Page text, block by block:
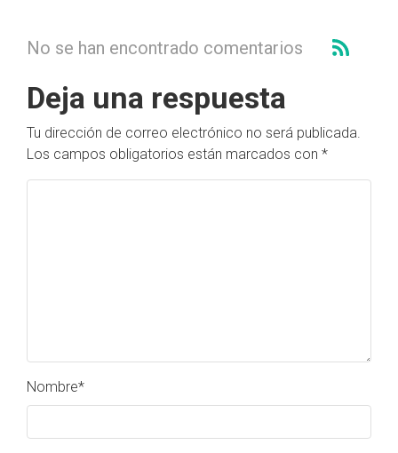
No se han encontrado comentarios
Deja una respuesta
Tu dirección de correo electrónico no será publicada.
Los campos obligatorios están marcados con *
Nombre*